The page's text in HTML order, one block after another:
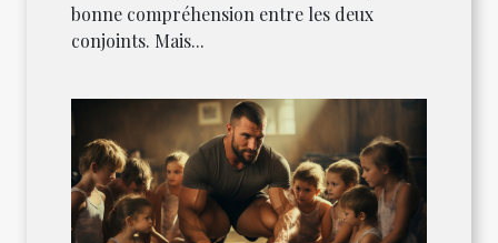
bonne compréhension entre les deux
conjoints. Mais...